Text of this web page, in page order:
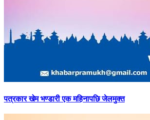
पत्रकारखेम भण्डारी एक महिनापछि जेलमुक्त